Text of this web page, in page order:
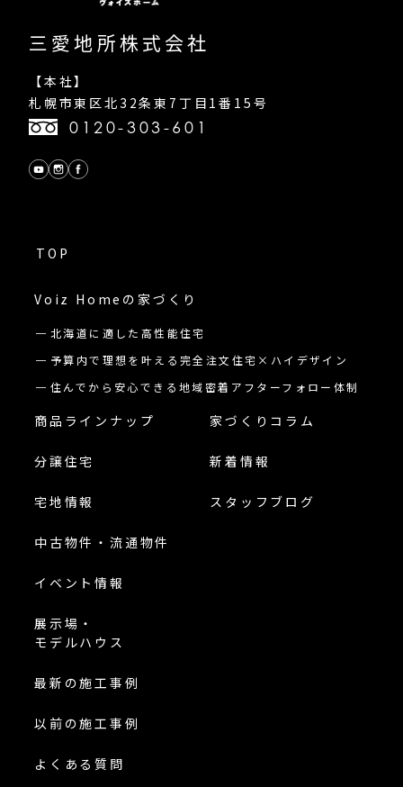
三愛地所株式会社
【本社】
札幌市東区北32条東7丁目1番15号
0120-303-601
TOP
Voiz Homeの 家づくり
北海道に適した高性能住宅
予算内で理想を叶える完全注文住宅×ハイデザイン
住んでから安心できる地域密着アフターフォロー体制
商品ラインナップ
分譲住宅
宅地情報
中古物件・流通物件
イベント情報
展示場・
モデルハウス
最新の施工事例
以前の施工事例
よくある質問
家づくりコラム
新着情報
スタッフブログ